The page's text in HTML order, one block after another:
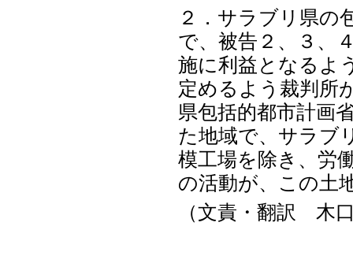
２．サラブリ県の
で、被告２、３、
施に利益となるよ
定めるよう裁判所
県包括的都市計画
た地域で、サラブ
模工場を除き、労
の活動が、この土
（文責・翻訳 木